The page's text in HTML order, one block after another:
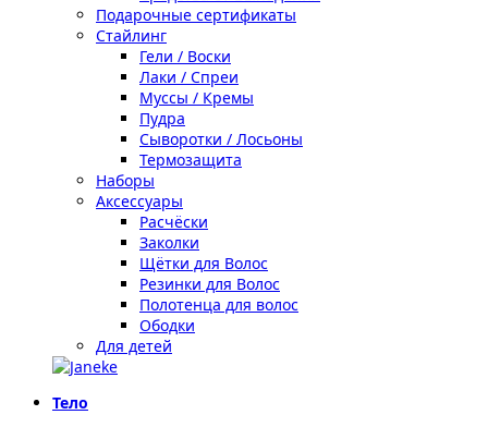
Подарочные сертификаты
Стайлинг
Гели / Воски
Лаки / Спреи
Муссы / Кремы
Пудра
Сыворотки / Лосьоны
Термозащита
Наборы
Аксессуары
Расчёски
Заколки
Щётки для Волос
Резинки для Волос
Полотенца для волос
Ободки
Для детей
Тело